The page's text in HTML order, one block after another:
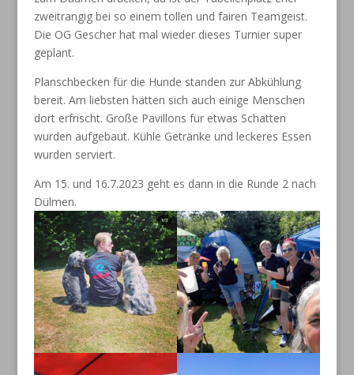
zweitrangig bei so einem tollen und fairen Teamgeist.
Die OG Gescher hat mal wieder dieses Turnier super
geplant.
Planschbecken für die Hunde standen zur Abkühlung
bereit. Am liebsten hätten sich auch einige Menschen
dort erfrischt. Große Pavillons für etwas Schatten
wurden aufgebaut. Kühle Getränke und leckeres Essen
wurden serviert.
Am 15. und 16.7.2023 geht es dann in die Runde 2 nach
Dülmen.